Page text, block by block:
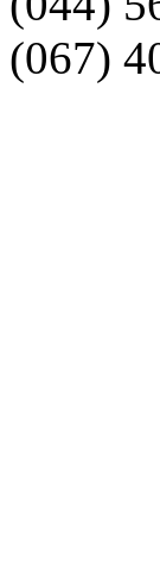
(067)